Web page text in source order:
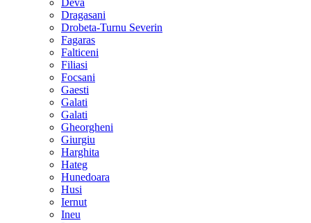
Deva
Dragasani
Drobeta-Turnu Severin
Fagaras
Falticeni
Filiasi
Focsani
Gaesti
Galati
Galati
Gheorgheni
Giurgiu
Harghita
Hateg
Hunedoara
Husi
Iernut
Ineu